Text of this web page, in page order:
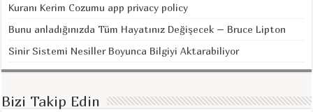
Kuranı Kerim Cozumu app privacy policy
Bunu anladığınızda Tüm Hayatınız Değişecek – Bruce Lipton
Sinir Sistemi Nesiller Boyunca Bilgiyi Aktarabiliyor
Bizi Takip Edin